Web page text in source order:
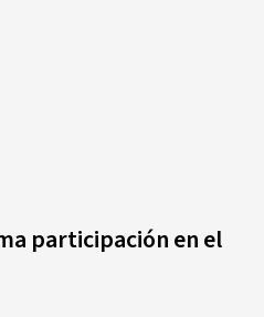
participación en el